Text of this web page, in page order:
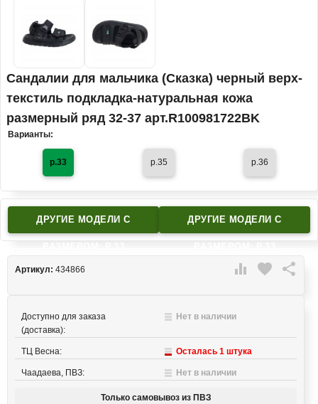
Сандалии для мальчика (Сказка) черный верх-
текстиль подкладка-натуральная кожа
размерный ряд 32-37 арт.R100981722BK
Варианты:
р.33 р.35 р.36
ДРУГИЕ МОДЕЛИ C ДРУГИЕ МОДЕЛИ C
 favorite 
Артикул: 434866
Доступно для заказа
(доставка):
Нет в наличии
ТЦ Весна: Осталась 1 штука
Чаадаева, ПВЗ: Нет в наличии
Только самовывоз из ПВЗ